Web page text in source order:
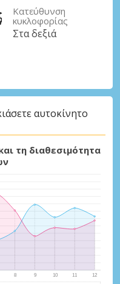
Κατεύθυνση
κυκλοφορίας
Στα δεξιά
αυτοκίνητο
τη διαθεσιμότητα